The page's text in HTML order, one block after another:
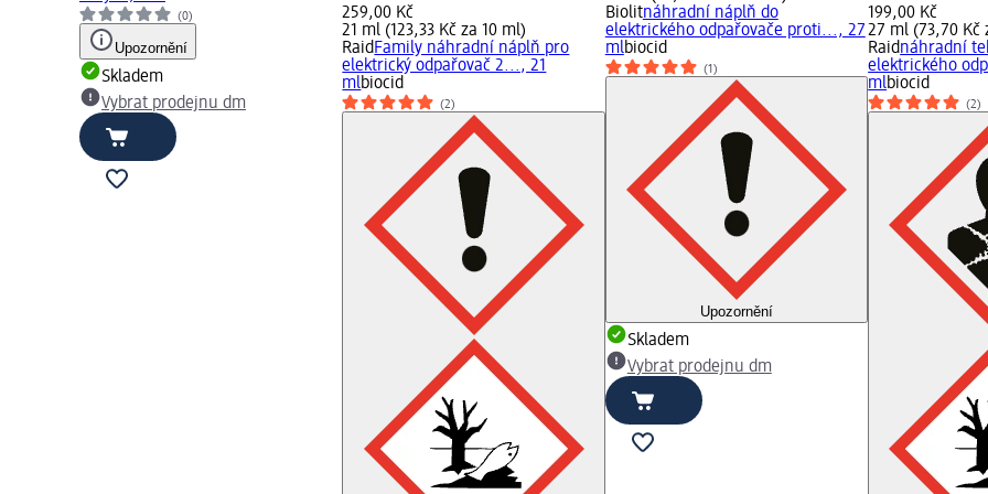
(0)
Upozornění
Skladem
Vybrat prodejnu dm
259,00 Kč
21 ml (123,33 Kč za 10 ml)
RaidFamily náhradní náplň pro
elektrický odpařovač 2..., 21
mlbiocid
(2)
Biolitnáhradní náplň do
elektrického odpařovače proti..., 27
mlbiocid
(1)
Upozornění
Skladem
Vybrat prodejnu dm
199,00 Kč
27 ml (73,70 Kč
Raidnáhradní
elektrického
mlbiocid
(2)